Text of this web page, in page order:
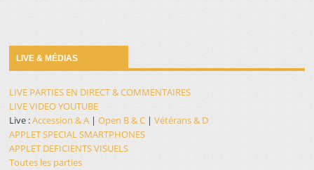
LIVE & MÉDIAS
LIVE PARTIES EN DIRECT & COMMENTAIRES
LIVE VIDEO YOUTUBE
Live :Accession & A |Open B & C |Vétérans & D
APPLET SPECIAL SMARTPHONES
APPLET DEFICIENTS VISUELS
Toutes les parties